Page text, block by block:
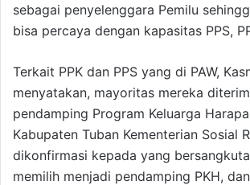
sebagai penyelenggara Pemilu
bisa percaya dengan kapasitas PPS,
Terkait PPK dan PPS yang di PAW,
menyatakan, mayoritas mereka
pendamping Program Keluarga
Kabupaten Tuban Kementerian Sosial
dikonfirmasi kepada yang
memilih menjadi pendamping PKH,